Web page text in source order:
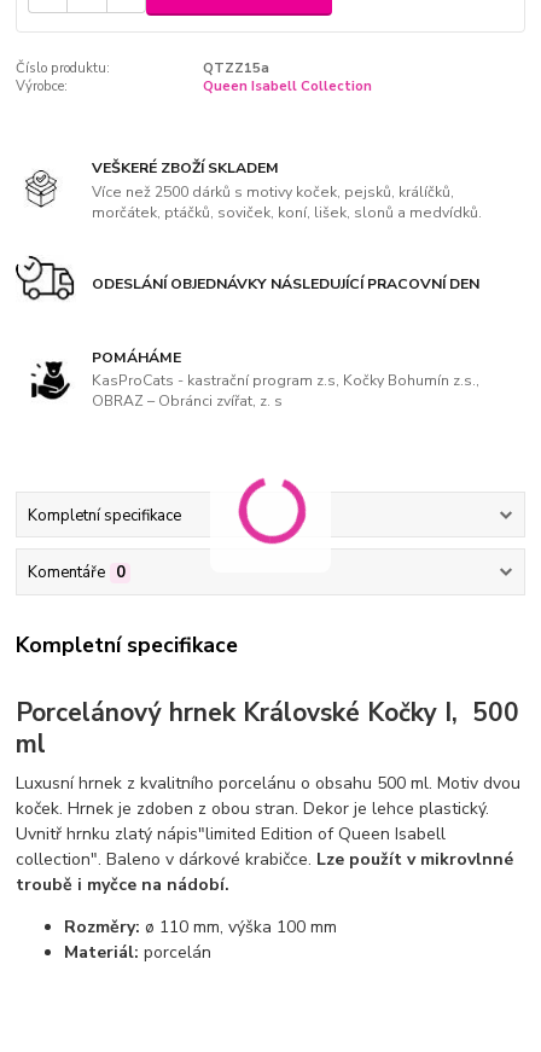
Číslo produktu:
QTZZ15a
Výrobce:
Queen Isabell Collection
VEŠKERÉ ZBOŽÍ SKLADEM
Více než 2500 dárků s motivy koček, pejsků, králíčků,
morčátek, ptáčků, soviček, koní, lišek, slonů a medvídků.
ODESLÁNÍ OBJEDNÁVKY NÁSLEDUJÍCÍ PRACOVNÍ DEN
POMÁHÁME
KasProCats - kastrační program z.s, Kočky Bohumín z.s.,
OBRAZ – Obránci zvířat, z. s
Kompletní specifikace
Komentáře 0
Kompletní specifikace
Porcelánový hrnek Královské Kočky I, 500
ml
Luxusní hrnek z kvalitního porcelánu o obsahu 500 ml. Motiv dvou
koček. Hrnek je zdoben z obou stran. Dekor je lehce plastický.
Uvnitř hrnku zlatý nápis"limited Edition of Queen Isabell
collection". Baleno v dárkové krabičce. Lze použít v mikrovlnné
troubě i myčce na nádobí.
Rozměry: ø 110 mm, výška 100 mm
Materiál:porcelán